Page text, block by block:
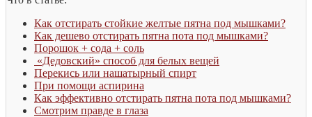
Как отстирать стойкие желтые пятна под мышками?
Как дешево отстирать пятна пота под мышками?
Порошок + сода + соль
«Дедовский» способ для белых вещей
Перекись или нашатырный спирт
При помощи аспирина
Как эффективно отстирать пятна пота под мышками?
Смотрим правде в глаза